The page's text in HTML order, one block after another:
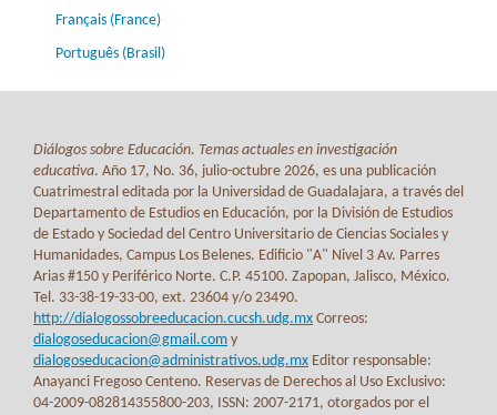
Français (France)
Português (Brasil)
Diálogos sobre Educación. Temas actuales en investigación
educativa. Año 17, No. 36, julio-octubre 2026, es una publicación
Cuatrimestral editada por la Universidad de Guadalajara, a través del
Departamento de Estudios en Educación, por la División de Estudios
de Estado y Sociedad del Centro Universitario de Ciencias Sociales y
Humanidades, Campus Los Belenes. Edificio "A" Nivel 3 Av. Parres
Arias #150 y Periférico Norte. C.P. 45100. Zapopan, Jalisco, México.
Tel. 33-38-19-33-00, ext. 23604 y/o 23490.
http://dialogossobreeducacion.cucsh.udg.mx Correos:
dialogoseducacion@gmail.com y
dialogoseducacion@administrativos.udg.mx Editor responsable:
Anayanci Fregoso Centeno. Reservas de Derechos al Uso Exclusivo:
04-2009-082814355800-203, ISSN: 2007-2171, otorgados por el